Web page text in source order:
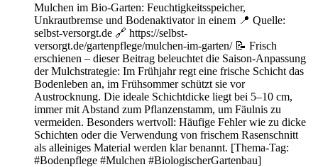
Mulchen im Bio-Garten: Feuchtigkeitsspeicher,
Unkrautbremse und Bodenaktivator in einem 📍 Quelle:
selbst-versorgt.de 🔗 https://selbst-
versorgt.de/gartenpflege/mulchen-im-garten/ 📝 Frisch
erschienen – dieser Beitrag beleuchtet die Saison-Anpassung
der Mulchstrategie: Im Frühjahr regt eine frische Schicht das
Bodenleben an, im Frühsommer schützt sie vor
Austrocknung. Die ideale Schichtdicke liegt bei 5–10 cm,
immer mit Abstand zum Pflanzenstamm, um Fäulnis zu
vermeiden. Besonders wertvoll: Häufige Fehler wie zu dicke
Schichten oder die Verwendung von frischem Rasenschnitt
als alleiniges Material werden klar benannt. [Thema-Tag:
#Bodenpflege #Mulchen #BiologischerGartenbau]